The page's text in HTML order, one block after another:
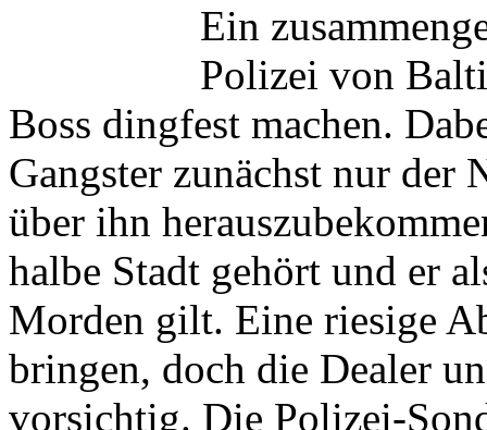
Ein
Polizei von
Boss dingfest machen.
Gangster zunächst nur der
über ihn
halbe Stadt gehört und er
Morden gilt. Eine riesige
bringen, doch die Dealer
vorsichtig. Die Polizei-